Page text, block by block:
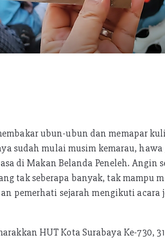
ubun-ubun dan memapar
sudah mulai musim kemarau, hawa
di Makan Belanda Peneleh. Angin
tak seberapa banyak, tak mampu
pemerhati sejarah mengikuti acara
HUT Kota Surabaya Ke-730,